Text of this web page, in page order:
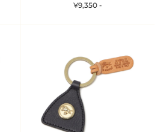
¥9,350 -